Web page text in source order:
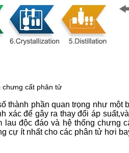
chưng cất phân tử
thành phần quan trọng như
xác để gây ra thay đổi áp
độc đáo và hệ thống chưng
cự ít nhất cho các phân tử hơi